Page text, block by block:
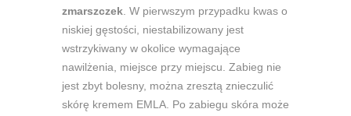
zmarszczek. W pierwszym przypadku kwas o
niskiej gęstości, niestabilizowany jest
wstrzykiwany w okolice wymagające
nawilżenia, miejsce przy miejscu. Zabieg nie
jest zbyt bolesny, można zresztą znieczulić
skórę kremem EMLA. Po zabiegu skóra może